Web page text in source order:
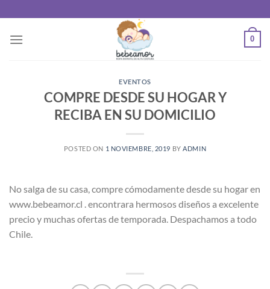
al
contenido
0
EVENTOS
COMPRE DESDE SU HOGAR Y
RECIBA EN SU DOMICILIO
POSTED ON 1 NOVIEMBRE, 2019 BY ADMIN
No salga de su casa, compre cómodamente desde su hogar en
www.bebeamor.cl . encontrara hermosos diseños a excelente
precio y muchas ofertas de temporada. Despachamos a todo
Chile.